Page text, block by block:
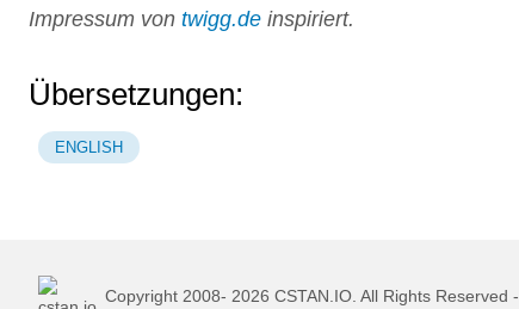
Impressum von twigg.de inspiriert.
Übersetzungen:
ENGLISH
Copyright 2008- 2026 CSTAN.IO. All Rights Reserved -